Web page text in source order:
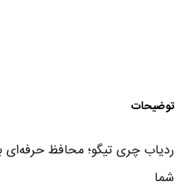
توضیحات
ردیاب چری تیگو؛ محافظ
شما